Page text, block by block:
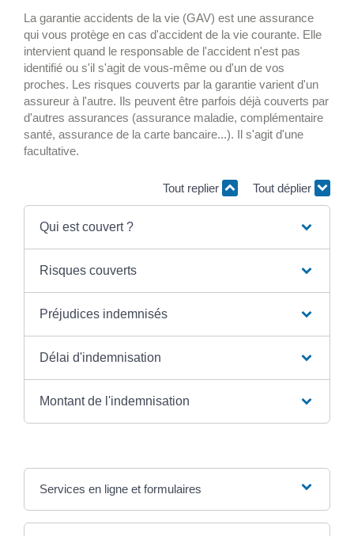
La garantie accidents de la vie (GAV) est une assurance
qui vous protège en cas d'accident de la vie courante. Elle
intervient quand le responsable de l'accident n'est pas
identifié ou s'il s'agit de vous-même ou d'un de vos
proches. Les risques couverts par la garantie varient d'un
assureur à l'autre. Ils peuvent être parfois déjà couverts par
d'autres assurances (assurance maladie, complémentaire
santé, assurance de la carte bancaire...). Il s'agit d'une
facultative.
Tout replier Tout déplier
Qui est couvert ?
Risques couverts
Préjudices indemnisés
Délai d'indemnisation
Montant de l'indemnisation
Services en ligne et formulaires